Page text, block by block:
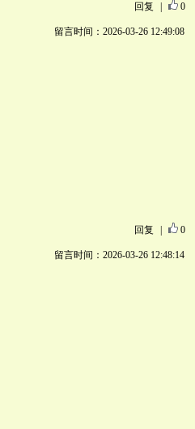
回复 0
留言时间：2026-03-26 12:49:08
回复 0
留言时间：2026-03-26 12:48:14